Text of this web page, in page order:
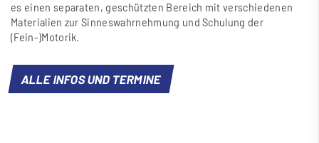
es einen separaten, geschützten Bereich mit verschiedenen
Materialien zur Sinneswahrnehmung und Schulung der
(Fein-)Motorik.
ALLE INFOS UND TERMINE